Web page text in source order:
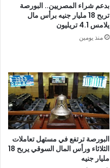
بدعم شراء المصريين.. البورصة
تربح 18 مليار جنيه برأس مال
يلامس 4.1 تريليون
منذ يومين
البورصة ترتفع في مستهل تعاملات
الثلاثاء ورأس المال السوقي يربح 18
مليار جنيه